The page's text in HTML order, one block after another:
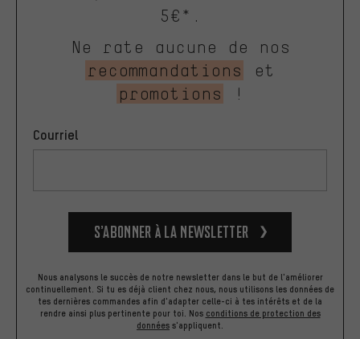
5€*.
Ne rate aucune de nos
recommandations
et
promotions
!
Courriel
S’abonner à la newsletter
Nous analysons le succès de notre newsletter dans le but de l'améliorer
continuellement. Si tu es déjà client chez nous, nous utilisons les données de
tes dernières commandes afin d'adapter celle-ci à tes intérêts et de la
rendre ainsi plus pertinente pour toi. Nos conditions de protection des
données s'appliquent.